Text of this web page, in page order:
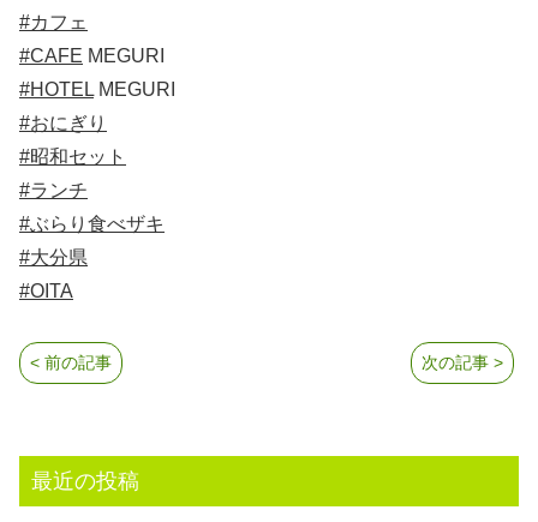
#カフェ
#CAFE MEGURI
#HOTEL MEGURI
#おにぎり
#昭和セット
#ランチ
#ぶらり食べザキ
#大分県
#OITA
次の記事 >
< 前の記事
最近の投稿